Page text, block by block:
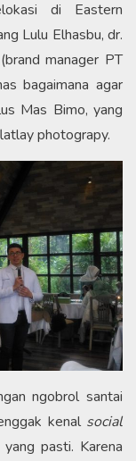
di Eastern
Lulu Elhasbu, dr.
manager PT
bagaimana agar
Mas Bimo, yang
photograpy.
ngobrol santai
kenal social
pasti. Karena